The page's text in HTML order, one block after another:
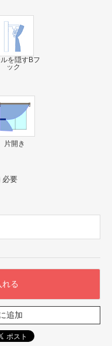
を隠すBフ
ック
片開き
必要
追加